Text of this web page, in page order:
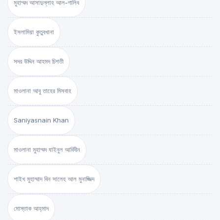
মুহাম্মদ আসাদুল্লাহ আল-গালিব
ইসলামিয়া কুতুবখানা
সদর উদ্দিন আহমদ চিশতী
মাওলানা আবু তাহের মিসবাহ
Saniyasnain Khan
মাওলানা মুহাম্মদ যাইনুল আবিদীন
শাইখ মুহাম্মাদ বিন সালেহ আল মুনাজ্জিদ
মোস্তাক আহ্‌মাদ